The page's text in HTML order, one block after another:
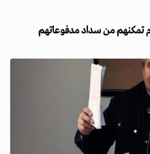
تمكنهم من سداد مدفوعاتهم